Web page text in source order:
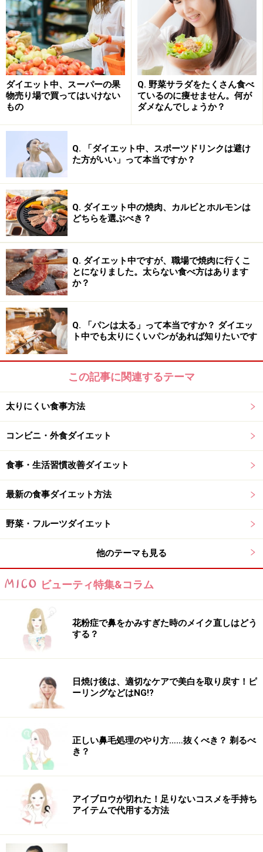
疲れをとり瞳と腸を健康に「ブルーベリーサワーヨー
グルト」……4P
次のページ では早速「黒胡麻きなこのバナナジュース」
※1：REUTERS（ワシントン、ロイター）2008年3月4日
ニュースより
※記事内容は執筆時点のものです。最新の内容をご確認くださ
い。
※ダイエットは個人の体質、また、誤った方法による実践に起因
して体調不良を引き起こす場合があります。実践の際には、必ず
自身の体質及び健康状態を十分に考慮したうえで、正しい方法で
ではありません。
ダイエット中、スーパーの果
物売り場で買ってはいけない
もの
Q. 野菜サラダをたくさん食べ
ているのに痩せません。何が
ダメなんでしょうか？
Q. 「ダイエット中、スポーツドリンクは避け
た方がいい」って本当ですか？
Q. ダイエット中の焼肉、カルビとホルモンは
どちらを選ぶべき？
Q. ダイエット中ですが、職場で焼肉に行くこ
とになりました。太らない食べ方はあります
か？
Q. 「パンは太る」って本当ですか？ ダイエッ
ト中でも太りにくいパンがあれば知りたいです
この記事に関連するテーマ
太りにくい食事方法
コンビニ・外食ダイエット
食事・生活習慣改善ダイエット
最新の食事ダイエット方法
野菜・フルーツダイエット
他のテーマも見る
ビューティ特集&コラム
花粉症で鼻をかみすぎた時のメイク直しはどう
する？
日焼け後は、適切なケアで美白を取り戻す！ピ
ーリングなどはNG!?
正しい鼻毛処理のやり方……抜くべき？ 剃るべ
き？
アイブロウが切れた！足りないコスメを手持ち
アイテムで代用する方法